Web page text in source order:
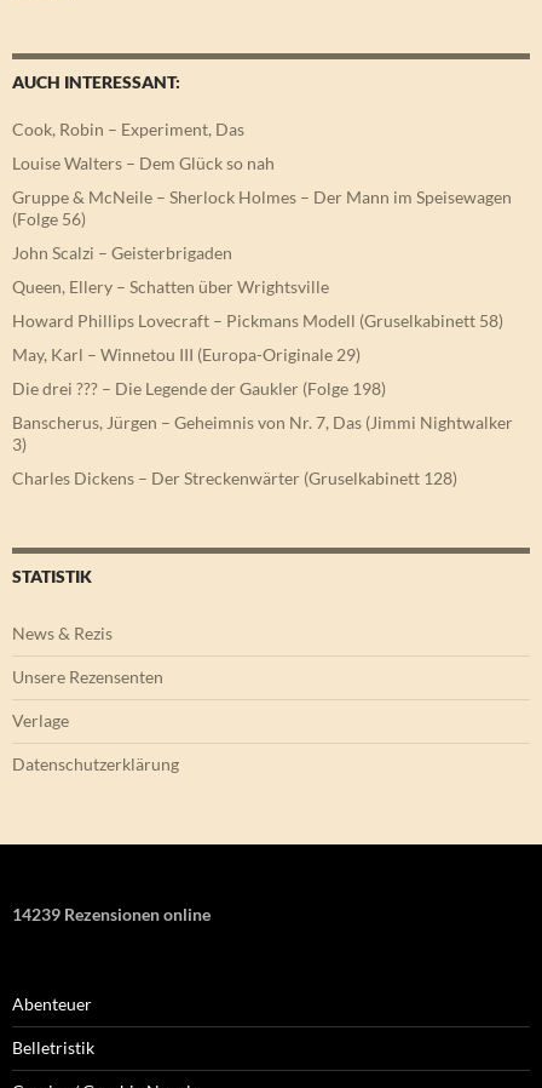
AUCH INTERESSANT:
Cook, Robin – Experiment, Das
Louise Walters – Dem Glück so nah
Gruppe & McNeile – Sherlock Holmes – Der Mann im Speisewagen
(Folge 56)
John Scalzi – Geisterbrigaden
Queen, Ellery – Schatten über Wrightsville
Howard Phillips Lovecraft – Pickmans Modell (Gruselkabinett 58)
May, Karl – Winnetou III (Europa-Originale 29)
Die drei ??? – Die Legende der Gaukler (Folge 198)
Banscherus, Jürgen – Geheimnis von Nr. 7, Das (Jimmi Nightwalker
3)
Charles Dickens – Der Streckenwärter (Gruselkabinett 128)
STATISTIK
News & Rezis
Unsere Rezensenten
Verlage
Datenschutzerklärung
14239 Rezensionen online
Abenteuer
Belletristik